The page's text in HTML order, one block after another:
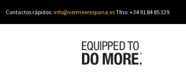
Contactos rápidos: info@vermeerespana.esTfno: +34 91 84 85 329